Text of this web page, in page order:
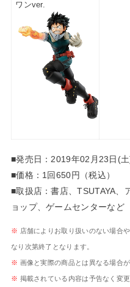
ワンver.
■発売日：2019年02月23日(
■価格：1回650円（税込）
■取扱店：書店、TSUTAYA、
ョップ、ゲームセンターなど
※ 店舗によりお取り扱いのない場合
なり次第終了となります。
※ 画像と実際の商品とは異なる場合が
※ 掲載されている内容は予告なく変